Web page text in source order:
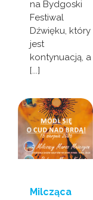
na Bydgoski
Festiwal
Dźwięku, który
jest
kontynuacją, a
[...]
Milcząca